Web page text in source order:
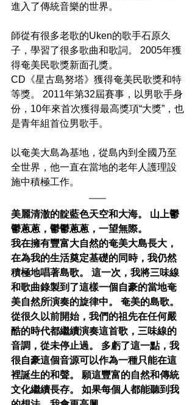
進入了傳統音樂的世界。
師從有很多老歌的Uken的歌手石原久
子，學習了很多歌曲和歌詞。 2005年獲
得奄美民歌獎新面孔獎。
CD《星古島努塔》獲得奄美民歌獎和特
等獎。 2011年第32屆賽事，以男歌手身
份，10年來首次獲得最高獎項“大獎”，也
是青年組首位男歌手。
以奄美大島為基地，從島內到全國乃至
全世界，他一直在當地的老年人護理設
施中積極工作。
美麗清澈的靛藍色天空和大海。 山上鬱
鬱蔥蔥，鬱鬱蔥蔥，一望無際。
我在擁有豐富大自然的奄美大島長大，
在為我的生活奠定基礎的同時，我仍然
積極地唱著島歌。 這一次，我將三味線
和歌曲錄製到了這樣一個自豪的當地奄
美自然所演奏的旋律中。 奄美的島歌。
從很久以前開始，我們的祖先在任何嚴
酷的時代都繼續演奏這首歌，三味線的
音調，從未停止過。 多虧了這一點，我
很自豪這個音源可以作為一種只能在這
裡誕生的和聲。 願這豐富的自然和傳統
文化繼續長存。 如果每個人都能聽到我